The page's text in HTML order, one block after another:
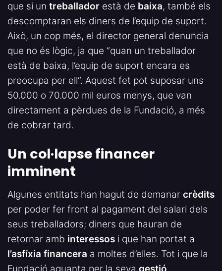
que si un treballador està de baixa, també els
descomptaran els diners de l’equip de suport.
Això, un cop més, el director general denuncia
que no és lògic, ja que “quan un treballador
està de baixa, l’equip de suport encara es
preocupa per ell”. Aquest fet pot suposar uns
50.000 o 70.000 mil euros menys, que van
directament a pèrdues de la Fundació, a més
de cobrar tard.
Un col·lapse financer
imminent
Algunes entitats han hagut de demanar crèdits
per poder fer front al pagament del salari dels
seus treballadors; diners que hauran de
retornar amb interessos i que han portat a
l’asfíxia financera a moltes d’elles. Tot i que la